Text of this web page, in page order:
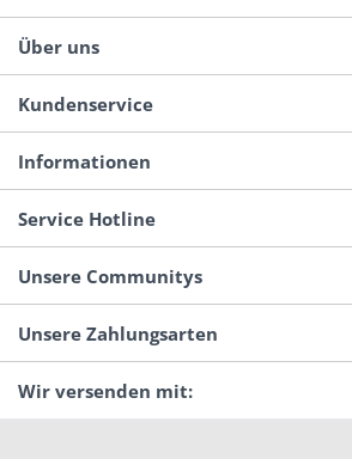
Über uns
Kundenservice
Informationen
Service Hotline
Unsere Communitys
Unsere Zahlungsarten
Wir versenden mit: